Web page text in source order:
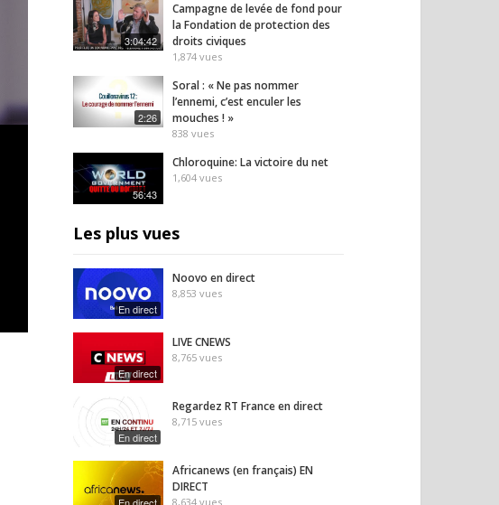
3:04:42
Campagne de levée de fond pour
la Fondation de protection des
droits civiques
1,874 vues
2:26
Soral : « Ne pas nommer
l’ennemi, c’est enculer les
mouches ! »
838 vues
56:43
Chloroquine: La victoire du net
1,604 vues
Les plus vues
En direct
Noovo en direct
8,853 vues
En direct
LIVE CNEWS
8,765 vues
En direct
Regardez RT France en direct
8,715 vues
En direct
Africanews (en français) EN
DIRECT
8,634 vues